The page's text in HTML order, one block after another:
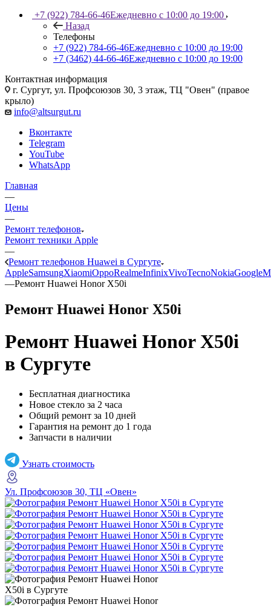
+7 (922) 784-66-46Ежедневно с 10:00 до 19:00
Назад
Телефоны
+7 (922) 784-66-46Ежедневно с 10:00 до 19:00
+7 (3462) 44-66-46Ежедневно с 10:00 до 19:00
Контактная информация
г. Сургут, ул. Профсоюзов 30, 3 этаж, ТЦ "Овен" (правое
крыло)
info@altsurgut.ru
Вконтакте
Telegram
YouTube
WhatsApp
Главная
—
Цены
—
Ремонт телефонов
Ремонт техники Apple
—
Ремонт телефонов Huawei в Сургуте
AppleSamsungXiaomiOppoRealmeInfinixVivoTecnoNokiaGoogle
—Ремонт Huawei Honor X50i
Ремонт Huawei Honor X50i
Ремонт Huawei Honor X50i
в Сургуте
Бесплатная диагностика
Новое стекло за 2 часа
Общий ремонт за 10 дней
Гарантия на ремонт до 1 года
Запчасти в наличии
Узнать стоимость
Ул. Профсоюзов 30, ТЦ «Овен»